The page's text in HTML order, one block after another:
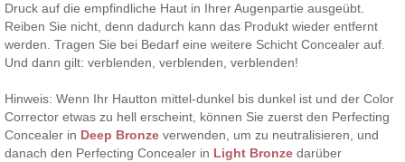
Druck auf die empfindliche Haut in Ihrer Augenpartie ausgeübt.
Reiben Sie nicht, denn dadurch kann das Produkt wieder entfernt
werden. Tragen Sie bei Bedarf eine weitere Schicht Concealer auf.
Und dann gilt: verblenden, verblenden, verblenden!
Hinweis: Wenn Ihr Hautton mittel-dunkel bis dunkel ist und der Color
Corrector etwas zu hell erscheint, können Sie zuerst den Perfecting
Concealer in Deep Bronze verwenden, um zu neutralisieren, und
danach den Perfecting Concealer in Light Bronze darüber